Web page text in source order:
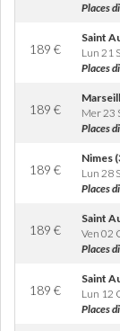
Places
189 €
Saint
Lun 21
Places
189 €
Mer 23
Places
189 €
Nimes
Lun 28
Places
189 €
Saint
Ven 02
Places
189 €
Saint
Lun 12
Places